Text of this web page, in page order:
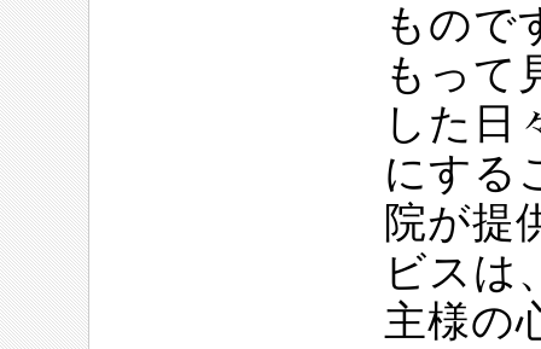
もので
もって
した日
にする
院が提
ビスは
主様の